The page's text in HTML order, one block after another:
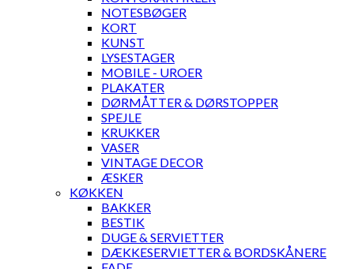
NOTESBØGER
KORT
KUNST
LYSESTAGER
MOBILE - UROER
PLAKATER
DØRMÅTTER & DØRSTOPPER
SPEJLE
KRUKKER
VASER
VINTAGE DECOR
ÆSKER
KØKKEN
BAKKER
BESTIK
DUGE & SERVIETTER
DÆKKESERVIETTER & BORDSKÅNERE